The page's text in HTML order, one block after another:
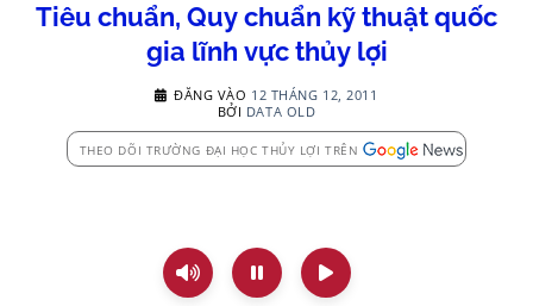
Tiêu chuẩn, Quy chuẩn kỹ thuật quốc
gia lĩnh vực thủy lợi
ĐĂNG VÀO 12 THÁNG 12, 2011
BỞI DATA OLD
THEO DÕI TRƯỜNG ĐẠI HỌC THỦY LỢI TRÊN